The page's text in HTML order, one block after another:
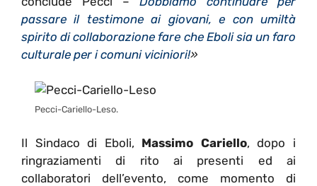
passare il testimone ai giovani, e con umiltà
spirito di collaborazione fare che Eboli sia un faro
culturale per i comuni viciniori!»
Pecci-Cariello-Leso.
Il Sindaco di Eboli, Massimo Cariello, dopo i
ringraziamenti di rito ai presenti ed ai
collaboratori dell’evento, come momento di